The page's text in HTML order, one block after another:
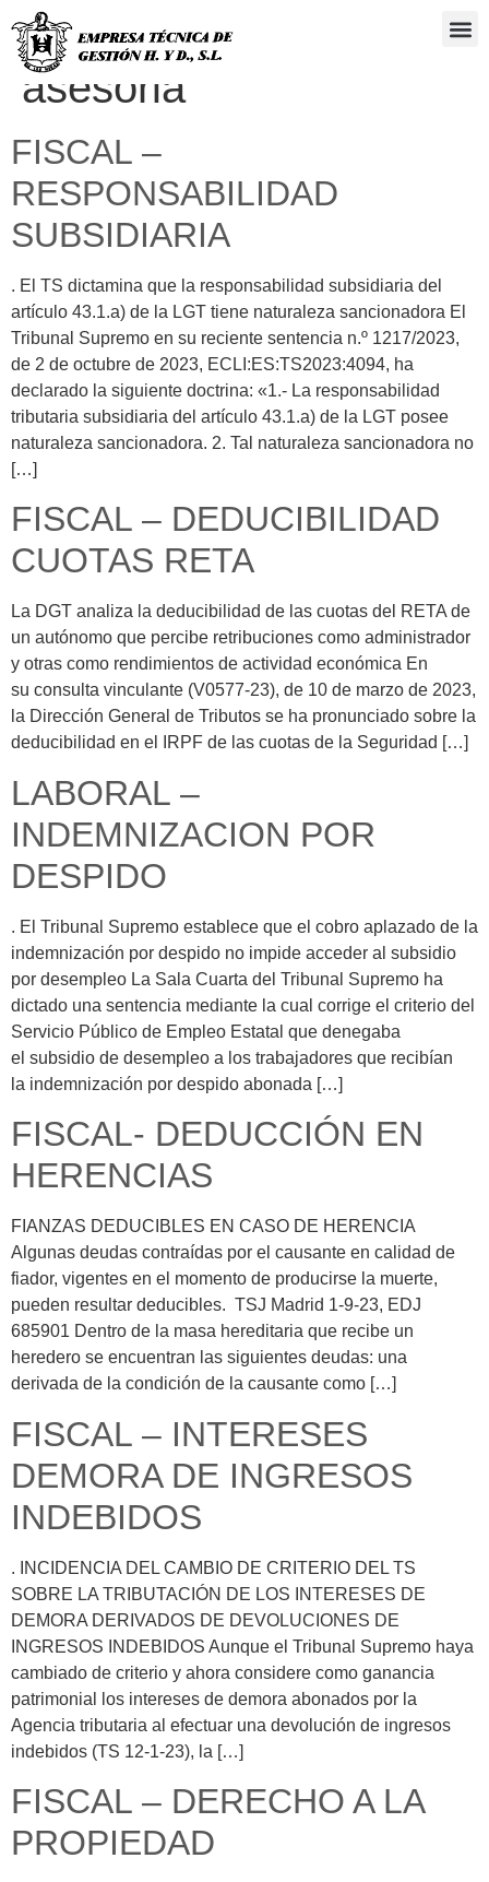
Categoría:
asesoria
FISCAL –
RESPONSABILIDAD
SUBSIDIARIA
. El TS dictamina que la responsabilidad subsidiaria del
artículo 43.1.a) de la LGT tiene naturaleza sancionadora El
Tribunal Supremo en su reciente sentencia n.º 1217/2023,
de 2 de octubre de 2023, ECLI:ES:TS2023:4094, ha
declarado la siguiente doctrina: «1.- La responsabilidad
tributaria subsidiaria del artículo 43.1.a) de la LGT posee
naturaleza sancionadora. 2. Tal naturaleza sancionadora no
[…]
FISCAL – DEDUCIBILIDAD
CUOTAS RETA
La DGT analiza la deducibilidad de las cuotas del RETA de
un autónomo que percibe retribuciones como administrador
y otras como rendimientos de actividad económica En
su consulta vinculante (V0577-23), de 10 de marzo de 2023,
la Dirección General de Tributos se ha pronunciado sobre la
deducibilidad en el IRPF de las cuotas de la Seguridad […]
LABORAL –
INDEMNIZACION POR
DESPIDO
. El Tribunal Supremo establece que el cobro aplazado de la
indemnización por despido no impide acceder al subsidio
por desempleo La Sala Cuarta del Tribunal Supremo ha
dictado una sentencia mediante la cual corrige el criterio del
Servicio Público de Empleo Estatal que denegaba
el subsidio de desempleo a los trabajadores que recibían
la indemnización por despido abonada […]
FISCAL- DEDUCCIÓN EN
HERENCIAS
FIANZAS DEDUCIBLES EN CASO DE HERENCIA
Algunas deudas contraídas por el causante en calidad de
fiador, vigentes en el momento de producirse la muerte,
pueden resultar deducibles. TSJ Madrid 1-9-23, EDJ
685901 Dentro de la masa hereditaria que recibe un
heredero se encuentran las siguientes deudas: una
derivada de la condición de la causante como […]
FISCAL – INTERESES
DEMORA DE INGRESOS
INDEBIDOS
. INCIDENCIA DEL CAMBIO DE CRITERIO DEL TS
SOBRE LA TRIBUTACIÓN DE LOS INTERESES DE
DEMORA DERIVADOS DE DEVOLUCIONES DE
INGRESOS INDEBIDOS Aunque el Tribunal Supremo haya
cambiado de criterio y ahora considere como ganancia
patrimonial los intereses de demora abonados por la
Agencia tributaria al efectuar una devolución de ingresos
indebidos (TS 12-1-23), la […]
FISCAL – DERECHO A LA
PROPIEDAD